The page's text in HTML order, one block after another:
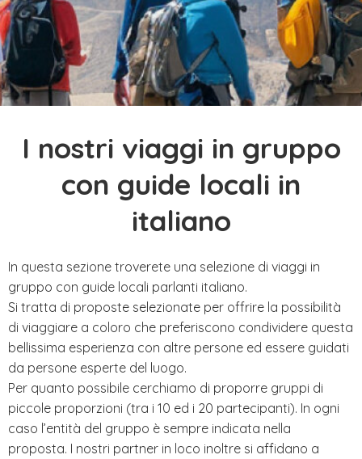
I nostri viaggi in gruppo
con guide locali in
italiano
In questa sezione troverete una selezione di viaggi in
gruppo con guide locali parlanti italiano.
Si tratta di proposte selezionate per offrire la possibilità
di viaggiare a coloro che preferiscono condividere questa
bellissima esperienza con altre persone ed essere guidati
da persone esperte del luogo.
Per quanto possibile cerchiamo di proporre gruppi di
piccole proporzioni (tra i 10 ed i 20 partecipanti). In ogni
caso l’entità del gruppo è sempre indicata nella
proposta. I nostri partner in loco inoltre si affidano a